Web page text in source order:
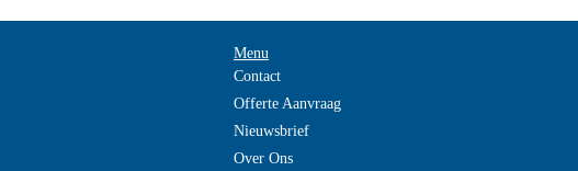
Menu
Contact
Offerte Aanvraag
Nieuwsbrief
Over Ons